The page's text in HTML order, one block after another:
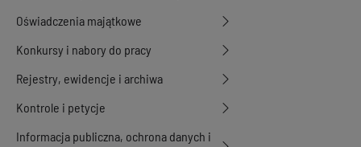
Oświadczenia majątkowe
Konkursy i nabory do pracy
Rejestry, ewidencje i archiwa
Kontrole i petycje
Informacja publiczna, ochrona danych i